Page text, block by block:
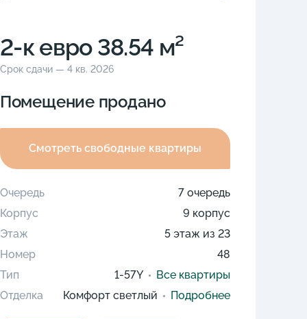
2-к eвро 38.54 м²
Срок сдачи — 4 кв. 2026
Помещение продано
Смотреть свободные квартиры
Очередь
7 очередь
Корпус
9 корпус
Этаж
5 этаж из 23
Номер
48
Тип
1-57Y
Все квартиры
Отделка
Комфорт светлый Подробнее